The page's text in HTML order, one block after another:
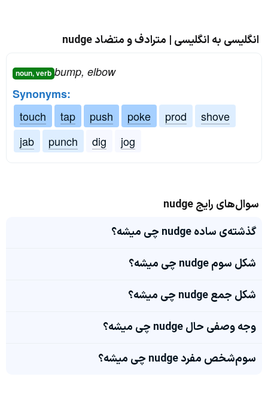
انگلیسی به انگلیسی | مترادف و متضاد nudge
noun, verb bump, elbow
Synonyms:
touch
tap push poke prod
shove
jab
punch dig jog
سوال‌های رایج nudge
گذشته‌ی ساده nudge چی میشه؟
شکل سوم nudge چی میشه؟
شکل جمع nudge چی میشه؟
وجه وصفی حال nudge چی میشه؟
سوم‌شخص مفرد nudge چی میشه؟